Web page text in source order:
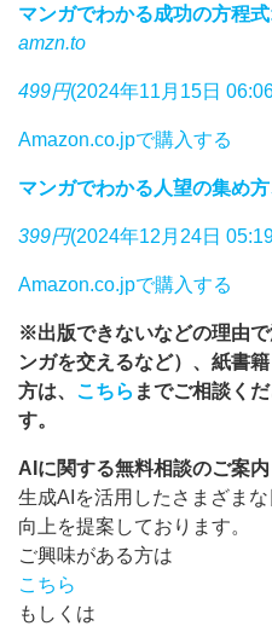
マンガでわかる成功の方程
amzn.to
499円(2024年11月15日
Amazon.co.jpで購入する
マンガでわかる人望の集め
399円(2024年12月24日
Amazon.co.jpで購入する
※出版できないなどの理由
ンガを交えるなど）、紙書
方は、 こちら までご相談く
す。
AIに関する無料相談のご案
生成AIを活用したさまざま
向上を提案しております。
ご興味がある方は
こちら
もしくは